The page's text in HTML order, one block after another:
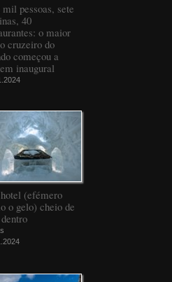
pessoas, sete
40
o maior
cruzeiro do
começou a
inaugural
(efémero
o gelo) cheio de